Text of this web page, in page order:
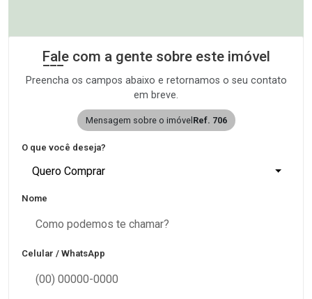
Fale com a gente sobre este imóvel
Preencha os campos abaixo e retornamos o seu contato
em breve.
Mensagem sobre o imóvel Ref. 706
O que você deseja?
Quero Comprar
Nome
Celular / WhatsApp